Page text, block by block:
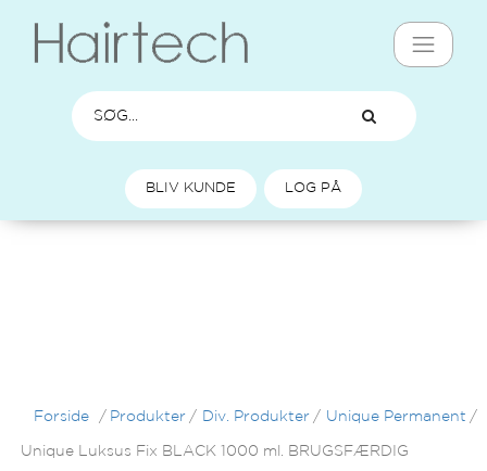
BLIV KUNDE LOG PÅ
Forside / Produkter / Div. Produkter / Unique Permanent /
Unique Luksus Fix BLACK 1000 ml. BRUGSFÆRDIG